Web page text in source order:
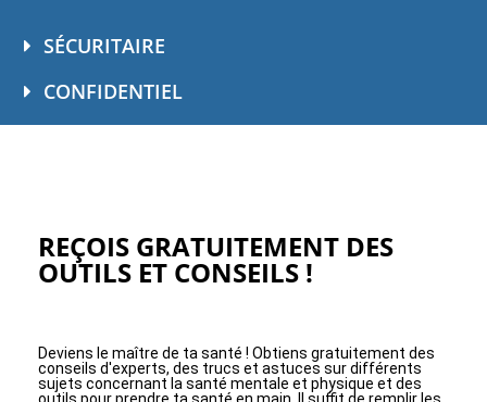
SÉCURITAIRE
CONFIDENTIEL
REÇOIS GRATUITEMENT DES
OUTILS ET CONSEILS !
Deviens le maître de ta santé ! Obtiens gratuitement des
conseils d'experts, des trucs et astuces sur différents
sujets concernant la santé mentale et physique et des